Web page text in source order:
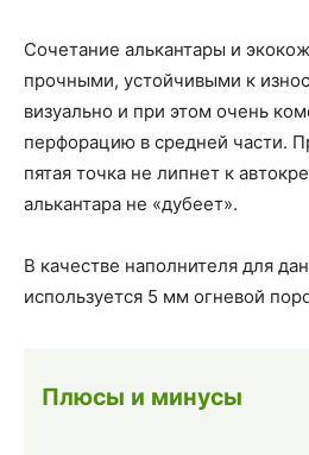
Сочетание алькантары и
прочными, устойчивыми к
визуально и при этом очень
перфорацию в средней части.
пятая точка не липнет к
алькантара не «дубеет».
В качестве наполнителя для
используется 5 мм огневой
Плюсы и минусы